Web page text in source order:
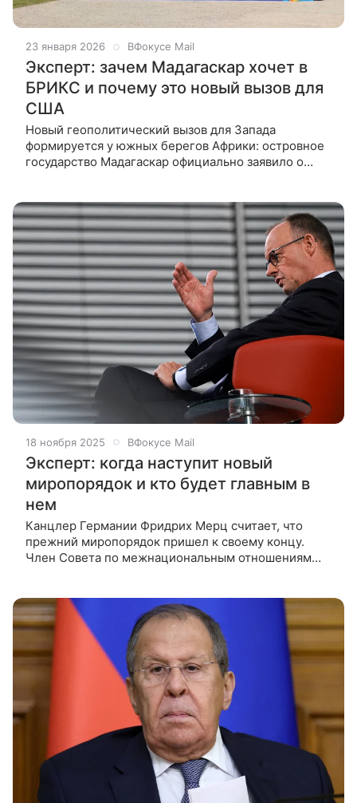
23 января 2026 ВФокусе Mail
Эксперт: зачем Мадагаскар хочет в
БРИКС и почему это новый вызов для
США
Новый геополитический вызов для Запада
формируется у южных берегов Африки: островное
государство Мадагаскар официально заявило о
18 ноября 2025 ВФокусе Mail
Эксперт: когда наступит новый
миропорядок и кто будет главным в
нем
Канцлер Германии Фридрих Мерц считает, что
прежний миропорядок пришел к своему концу.
Член Совета по межнациональным отношениям